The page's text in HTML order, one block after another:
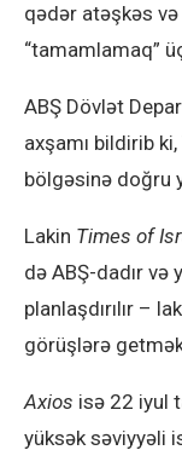
qədər atəşkəs və
“tamamlamaq”
ABŞ Dövlət
axşamı bildirib
bölgəsinə doğru
Lakin Times of
də ABŞ-dadır və
planlaşdırılır –
görüşlərə
Axios isə 22 iyul
yüksək səviyyəli